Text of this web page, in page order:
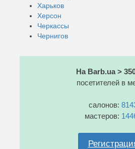
Харьков
Херсон
Черкассы
Чернигов
На Barb.ua >
посетителей в
салонов:
мастеров: